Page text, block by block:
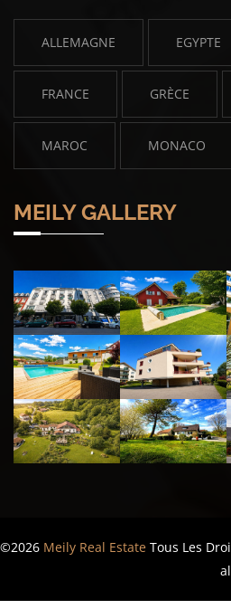
ALLEMAGNE EGYPTE
FRANCE GRÈCE
MAROC MONACO
MEILY GALLERY
©2026 Meily Real Estate Tous Les